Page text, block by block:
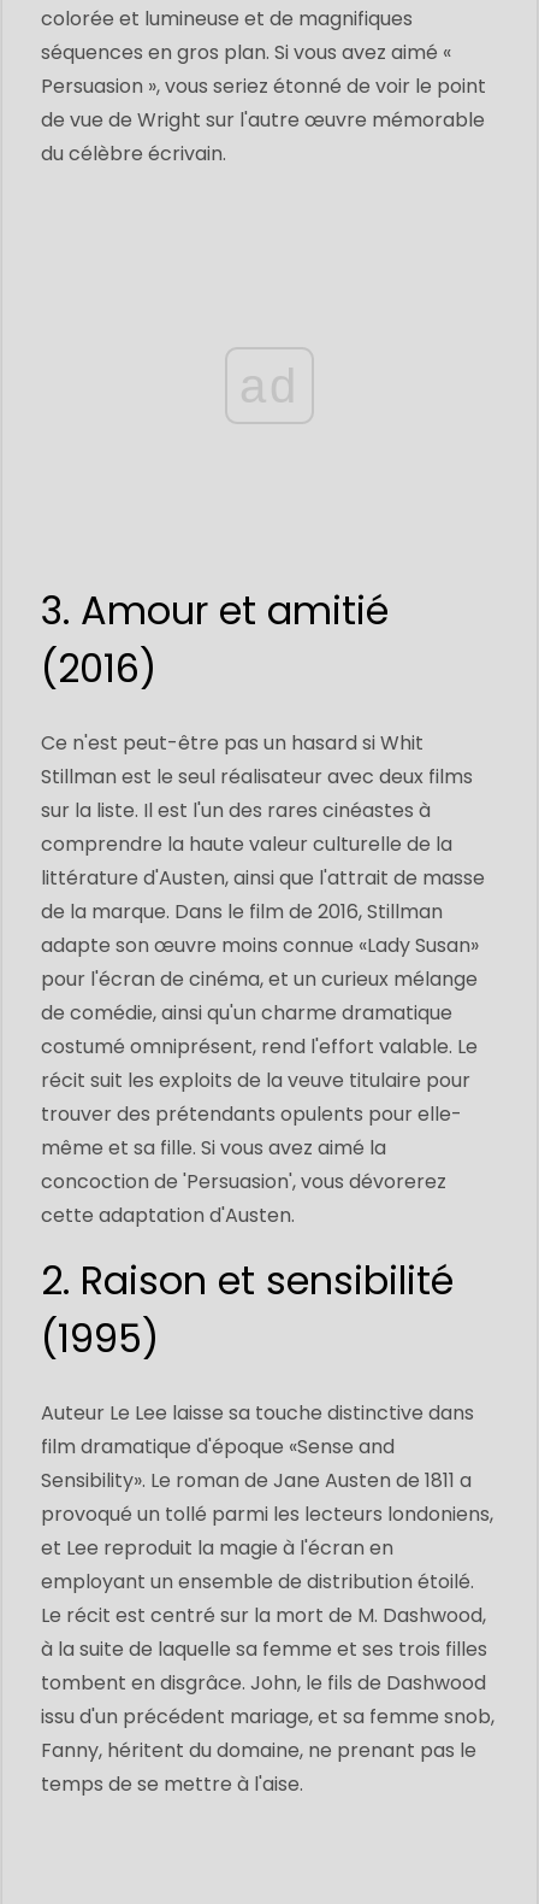
colorée et lumineuse et de magnifiques
séquences en gros plan. Si vous avez aimé «
Persuasion », vous seriez étonné de voir le point
de vue de Wright sur l'autre œuvre mémorable
du célèbre écrivain.
ad
3. Amour et amitié
(2016)
Ce n'est peut-être pas un hasard si Whit
Stillman est le seul réalisateur avec deux films
sur la liste. Il est l'un des rares cinéastes à
comprendre la haute valeur culturelle de la
littérature d'Austen, ainsi que l'attrait de masse
de la marque. Dans le film de 2016, Stillman
adapte son œuvre moins connue «Lady Susan»
pour l'écran de cinéma, et un curieux mélange
de comédie, ainsi qu'un charme dramatique
costumé omniprésent, rend l'effort valable. Le
récit suit les exploits de la veuve titulaire pour
trouver des prétendants opulents pour elle-
même et sa fille. Si vous avez aimé la
concoction de 'Persuasion', vous dévorerez
cette adaptation d'Austen.
2. Raison et sensibilité
(1995)
Auteur Le Lee laisse sa touche distinctive dans
film dramatique d'époque «Sense and
Sensibility». Le roman de Jane Austen de 1811 a
provoqué un tollé parmi les lecteurs londoniens,
et Lee reproduit la magie à l'écran en
employant un ensemble de distribution étoilé.
Le récit est centré sur la mort de M. Dashwood,
à la suite de laquelle sa femme et ses trois filles
tombent en disgrâce. John, le fils de Dashwood
issu d'un précédent mariage, et sa femme snob,
Fanny, héritent du domaine, ne prenant pas le
temps de se mettre à l'aise.